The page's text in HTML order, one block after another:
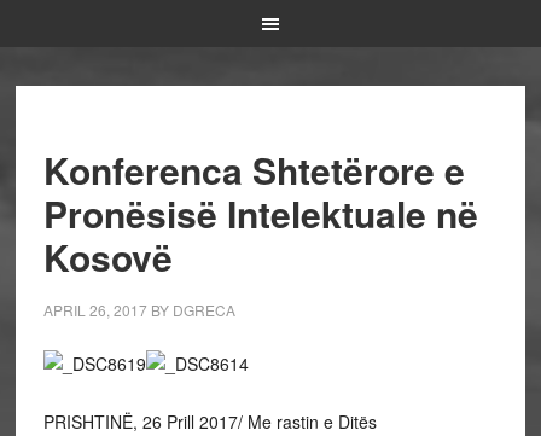
Konferenca Shtetërore e
Pronësisë Intelektuale në
Kosovë
APRIL 26, 2017BY DGRECA
PRISHTINË, 26 Prill 2017/ Me rastin e Ditës